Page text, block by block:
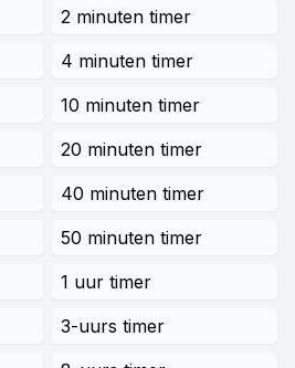
2 minuten timer
4 minuten timer
10 minuten timer
20 minuten timer
40 minuten timer
50 minuten timer
1 uur timer
3-uurs timer